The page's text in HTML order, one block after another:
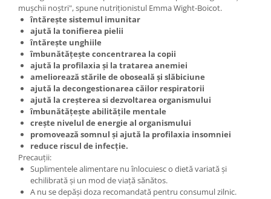
mușchii noștri", spune nutriționistul Emma Wight-Boicot.
întărește sistemul imunitar
ajută la tonifierea pielii
întărește unghiile
îmbunătățește concentrarea la copii
ajută la profilaxia și la tratarea anemiei
ameliorează stările de oboseală și slăbiciune
ajută la decongestionarea căilor respiratorii
ajută la creșterea si dezvoltarea organismului
îmbunătățește abilitățile mentale
crește nivelul de energie al organismului
promovează somnul și ajută la profilaxia insomniei
reduce riscul de infecție.
Precauții:
Suplimentele alimentare nu înlocuiesc o dietă variată și
echilibrată și un mod de viață sănătos.
A nu se depăși doza recomandată pentru consumul zilnic.